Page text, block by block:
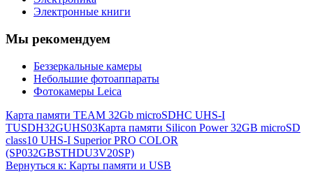
Электронные книги
Мы рекомендуем
Беззеркальные камеры
Небольшие фотоаппараты
Фотокамеры Leica
Карта памяти TEAM 32Gb microSDHC UHS-I
TUSDH32GUHS03Карта памяти Silicon Power 32GB microSD
class10 UHS-I Superior PRO COLOR
(SP032GBSTHDU3V20SP)
Вернуться к: Карты памяти и USB